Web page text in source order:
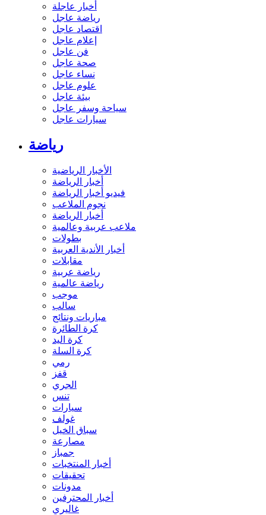
أخبار عاجلة
رياضة عاجل
اقتصاد عاجل
إعلام عاجل
فن عاجل
صحة عاجل
نساء عاجل
علوم عاجل
بيئة عاجل
سياحة وسفر عاجل
سيارات عاجل
رياضة
الأخبار الرياضية
أخبار الرياضة
فيديو أخبار الرياضة
نجوم الملاعب
أخبار الرياضة
ملاعب عربية وعالمية
بطولات
أخبار الأندية العربية
مقابلات
رياضة عربية
رياضة عالمية
موجب
سالب
مباريات ونتائج
كرة الطائرة
كرة اليد
كرة السلة
رمي
قفز
الجري
تنس
سيارات
غولف
سباق الخيل
مصارعة
جمباز
أخبار المنتخبات
تحقيقات
مدونات
أخبار المحترفين
غاليري